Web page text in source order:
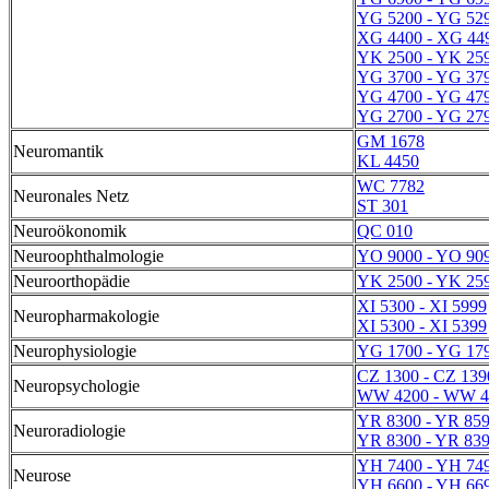
YG 5200 - YG
XG 4400 - XG
YK 2500 - YK
YG 3700 - YG
YG 4700 - YG
YG 2700 - YG
Neuromantik
GM 1678
KL 4450
Neuronales Netz
WC 7782
ST 301
Neuroökonomik
QC 010
Neuroophthalmologie
YO 9000 - YO
Neuroorthopädie
YK 2500 - YK
Neuropharmakologie
XI 5300 - XI 5999
XI 5300 - XI 5399
Neurophysiologie
YG 1700 - YG
Neuropsychologie
CZ 1300 - CZ
WW 4200 - WW
Neuroradiologie
YR 8300 - YR
YR 8300 - YR
Neurose
YH 7400 - YH
YH 6600 - YH